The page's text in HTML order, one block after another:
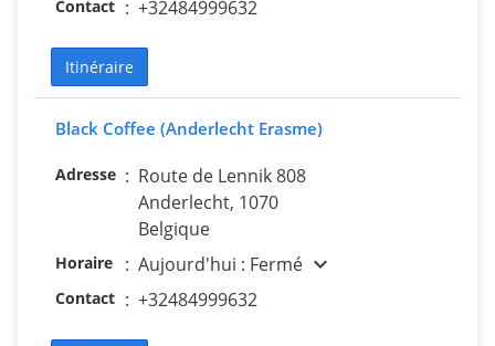
Contact : +32484999632
Itinéraire
Black Coffee (Anderlecht Erasme)
Adresse : Route de Lennik 808
Anderlecht, 1070
Belgique
Horaire : Aujourd'hui : Fermé expand_more
Contact : +32484999632